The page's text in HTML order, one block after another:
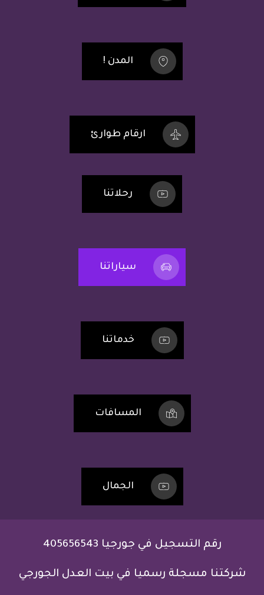
المدن !
ارقام طوارئ
رحلاتنا
سياراتنا
خدماتنا
المسافات
الجمال
رقم التسجيل في جورجيا 405656543
شركتنا مسجلة رسميا في بيت العدل الجورجي